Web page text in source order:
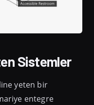
Sistemler
yeten bir
entegre